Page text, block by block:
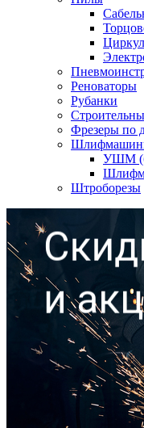
Реноваторы
Рубанки
Фрезеры по
УШМ
Штроборезы